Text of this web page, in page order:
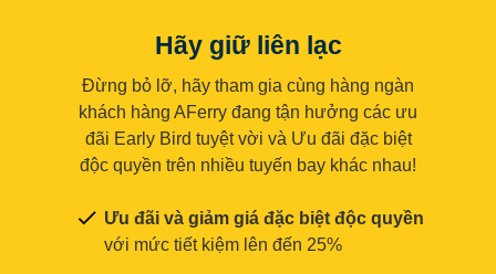
Hãy giữ liên lạc
Đừng bỏ lỡ, hãy tham gia cùng hàng ngàn
khách hàng AFerry đang tận hưởng các ưu
đãi Early Bird tuyệt vời và Ưu đãi đặc biệt
độc quyền trên nhiều tuyến bay khác nhau!
Ưu đãi và giảm giá đặc biệt độc quyền
với mức tiết kiệm lên đến 25%